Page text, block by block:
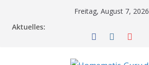
Freitag, August 7, 2026
Aktuelles: